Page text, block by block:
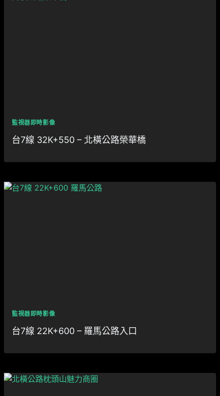
監視器即時影像
台7線 32K+550 – 北橫公路榮華橋
監視器即時影像
台7線 22K+600 – 羅馬公路入口